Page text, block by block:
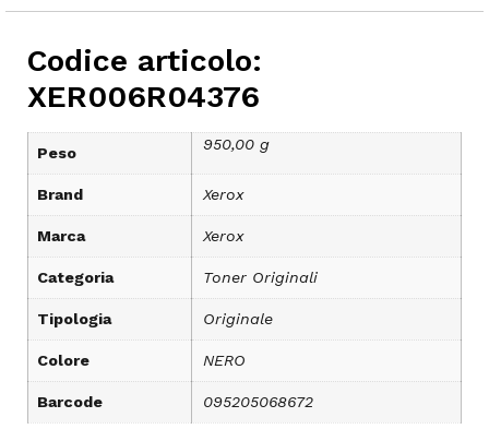
Codice articolo:
XER006R04376
Peso 950,00 g
Brand Xerox
Marca Xerox
Categoria Toner Originali
Tipologia Originale
Colore NERO
Barcode 095205068672